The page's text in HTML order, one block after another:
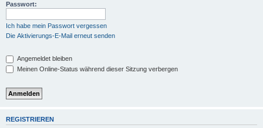
Passwort:
Ich habe mein Passwort vergessen
Die Aktivierungs-E-Mail erneut senden
Angemeldet bleiben
Meinen Online-Status während dieser Sitzung verbergen
REGISTRIEREN